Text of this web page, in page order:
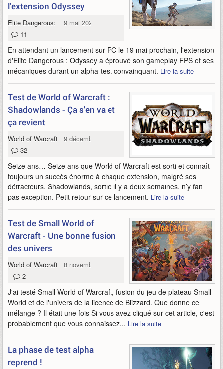
l'extension Odyssey
Elite Dangerous: Odyssey
9 mai 2021
11
En attendant un lancement sur PC le 19 mai prochain, l'extension
d'Elite Dangerous : Odyssey a éprouvé son gameplay FPS et ses
mécaniques durant un alpha-test convainquant. Lire la suite
Test de World of Warcraft :
Shadowlands - Ça s'en va et
ça revient
World of Warcraft: Shadowlands
9 décembre 2020
32
Seize ans… Seize ans que World of Warcraft est sorti et connaît
toujours un succès énorme à chaque extension, malgré ses
détracteurs. Shadowlands, sortie il y a deux semaines, n’y fait
pas exception. Petit retour sur ce lancement. Lire la suite
Test de Small World of
Warcraft - Une bonne fusion
des univers
World of Warcraft
8 novembre 2020
2
J'ai testé Small World of Warcraft, fusion du jeu de plateau Small
World et de l'univers de la licence de Blizzard. Que donne ce
mélange ? Il était une fois Si vous avez cliqué sur cet article, c'est
probablement que vous connaissez... Lire la suite
La phase de test alpha
reprend !